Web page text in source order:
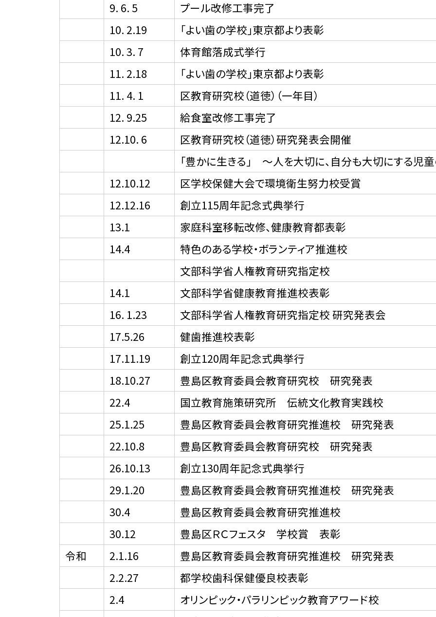
9. 6. 5
プール改修工事完了
10. 2.19
「よい歯の学校」東京都より表彰
10. 3. 7
体育館落成式挙行
11. 2.18
「よい歯の学校」東京都より表彰
11. 4. 1
区教育研究校（道徳）（一年目）
12. 9.25
給食室改修工事完了
12.10. 6
区教育研究校（道徳）研究発表会開催
「豊かに生きる」 〜人を大切に、自分も大切にする児
12.10.12
区学校保健大会で環境衛生努力校受賞
12.12.16
創立115周年記念式典挙行
13.1
家庭科室移転改修、健康教育都表彰
14.4
特色のある学校・ボランティア推進校
文部科学省人権教育研究指定校
14.1
文部科学省健康教育推進校表彰
16. 1.23
文部科学省人権教育研究指定校 研究発表会
17.5.26
健歯推進校表彰
17.11.19
創立120周年記念式典挙行
18.10.27
豊島区教育委員会教育研究校 研究発表
22.4
国立教育施策研究所 伝統文化教育実践校
25.1.25
豊島区教育委員会教育研究推進校 研究発表
22.10.8
豊島区教育委員会教育研究校 研究発表
26.10.13
創立130周年記念式典挙行
29.1.20
豊島区教育委員会教育研究推進校 研究発表
30.4
豊島区教育委員会教育研究推進校
30.12
豊島区ＲＣフェスタ 学校賞 表彰
令和
2.1.16
豊島区教育委員会教育研究推進校 研究発表
2.2.27
都学校歯科保健優良校表彰
2.4
オリンピック・パラリンピック教育アワード校